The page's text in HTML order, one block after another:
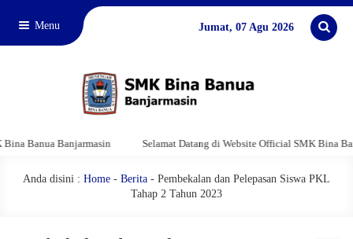
Menu Jumat, 07 Agu 2026
Banjarmasin Selamat Datang di Website Official SMK Bina Banua
Anda disini : Home - Berita - Pembekalan dan Pelepasan Siswa PKL
Tahap 2 Tahun 2023